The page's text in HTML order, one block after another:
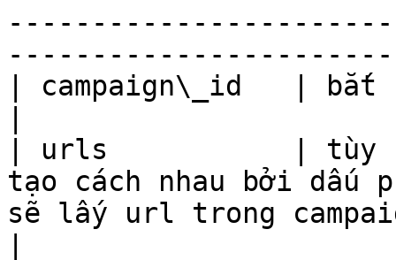
| campaign\_id   | bắt
| urls           | tùy
tạo cách nhau bởi dấu
sẽ lấy url trong